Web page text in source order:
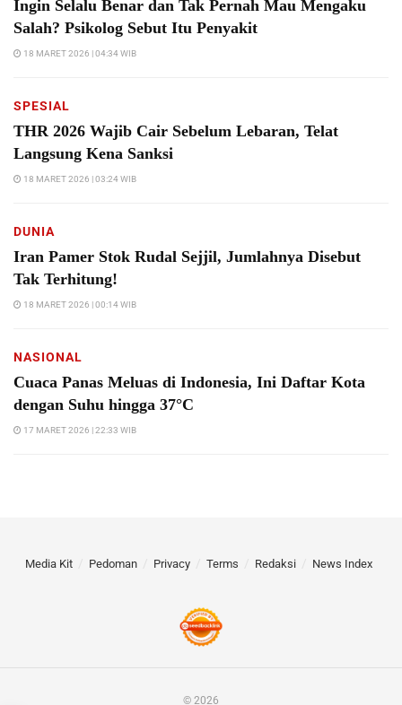
Ingin Selalu Benar dan Tak Pernah Mau Mengaku
Salah? Psikolog Sebut Itu Penyakit
18 MARET 2026 | 04:34 WIB
SPESIAL
THR 2026 Wajib Cair Sebelum Lebaran, Telat
Langsung Kena Sanksi
18 MARET 2026 | 03:24 WIB
DUNIA
Iran Pamer Stok Rudal Sejjil, Jumlahnya Disebut
Tak Terhitung!
18 MARET 2026 | 00:14 WIB
NASIONAL
Cuaca Panas Meluas di Indonesia, Ini Daftar Kota
dengan Suhu hingga 37°C
17 MARET 2026 | 22:33 WIB
Media Kit Pedoman Privacy Terms Redaksi News Index
© 2026